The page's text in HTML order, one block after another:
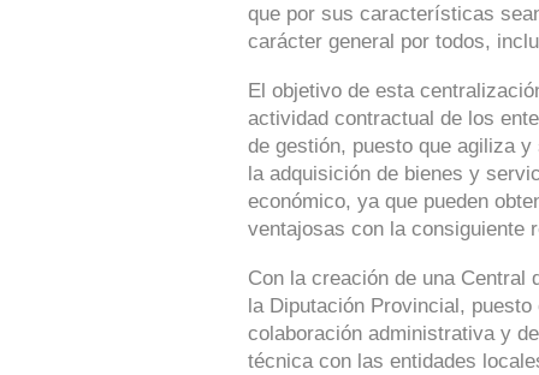
que por sus características
carácter general por todos,
El objetivo de esta
actividad contractual de los
de gestión, puesto que agiliza
la adquisición de bienes y
económico, ya que pueden
ventajosas con la consiguiente
Con la creación de una Central
la Diputación Provincial,
colaboración administrativa y
técnica con las entidades